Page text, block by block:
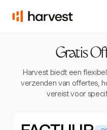
Gratis
Harvest biedt een
verzenden van offertes,
vereist voor